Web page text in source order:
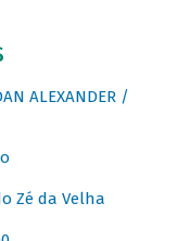
ALEXANDER /
Zé da Velha